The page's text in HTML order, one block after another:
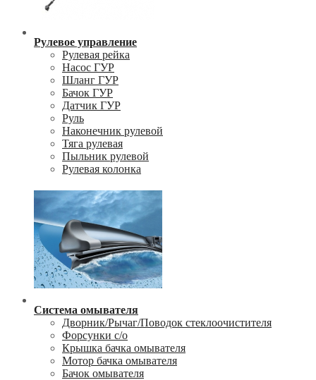
Рулевое управление
Рулевая рейка
Насос ГУР
Шланг ГУР
Бачок ГУР
Датчик ГУР
Руль
Наконечник рулевой
Тяга рулевая
Пыльник рулевой
Рулевая колонка
Система омывателя
Дворник/Рычаг/Поводок стеклоочистителя
Форсунки с/о
Крышка бачка омывателя
Мотор бачка омывателя
Бачок омывателя